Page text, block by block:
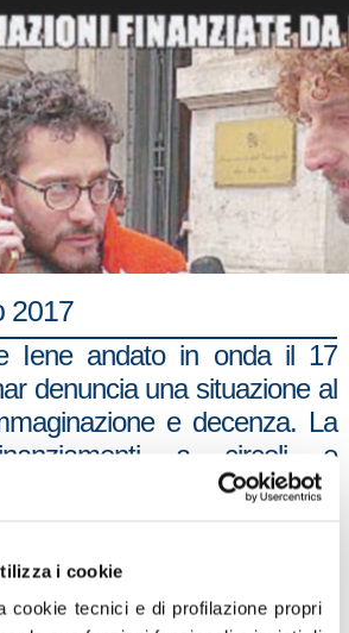
i cookie
cookie tecnici e di profilazione propri
2017
Iene andato in onda il 17
denuncia una situazione al
e decenza. La
a circoli e
dove si pratica,
per cui sono stati finanziati
estrema e getta una luce